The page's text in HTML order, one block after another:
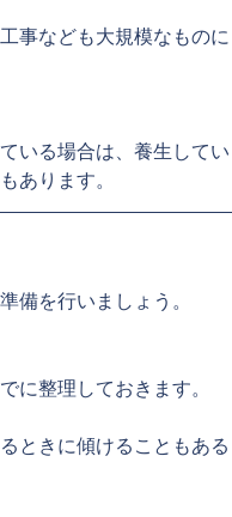
事なども大規模なものに
いる場合は、養生してい
あります。
備を行いましょう。
に整理しておきます。
ときに傾けることもある